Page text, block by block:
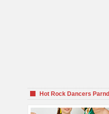
Hot Rock Dancers